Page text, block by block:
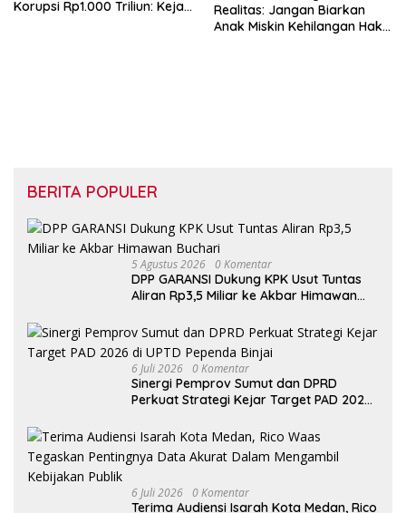
Korupsi Rp1.000 Triliun: Kejar
Realitas: Jangan Biarkan
Anak Miskin Kehilangan Hak
BERITA POPULER
5 Agustus 2026 0 Komentar
DPP GARANSI Dukung KPK Usut Tuntas
Aliran Rp3,5 Miliar ke Akbar Himawan
6 Juli 2026 0 Komentar
Sinergi Pemprov Sumut dan DPRD
Perkuat Strategi Kejar Target PAD 2026
6 Juli 2026 0 Komentar
Terima Audiensi Isarah Kota Medan, Rico